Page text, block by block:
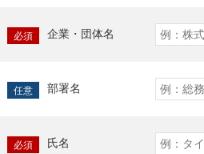
必須 企業・団体名
任意 部署名
必須 氏名